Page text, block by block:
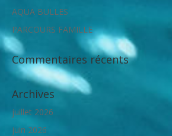
AQUA BULLES
PARCOURS FAMILLE
Commentaires récents
Archives
juillet 2026
juin 2026